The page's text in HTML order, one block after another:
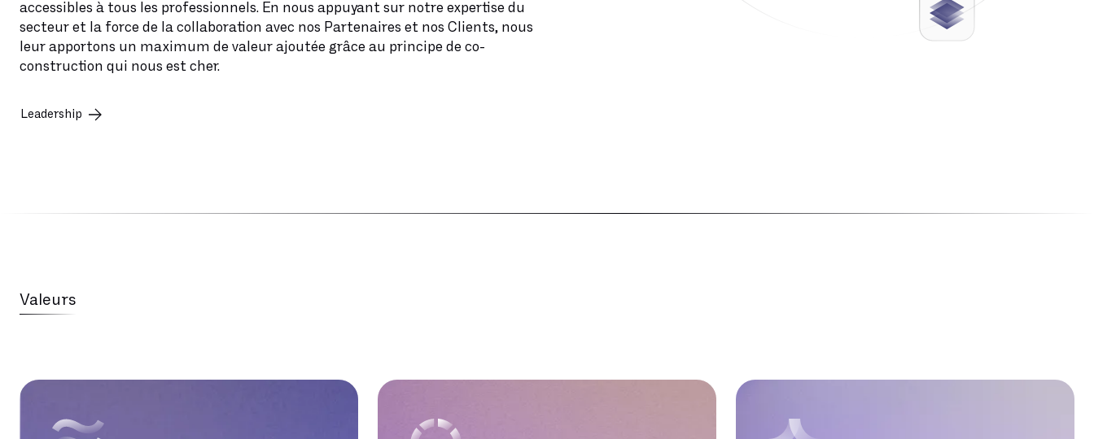
accessibles à tous les professionnels. En nous appuyant sur notre expertise du
secteur et la force de la collaboration avec nos Partenaires et nos Clients, nous
leur apportons un maximum de valeur ajoutée grâce au principe de co-
construction qui nous est cher.
Leadership
Valeurs